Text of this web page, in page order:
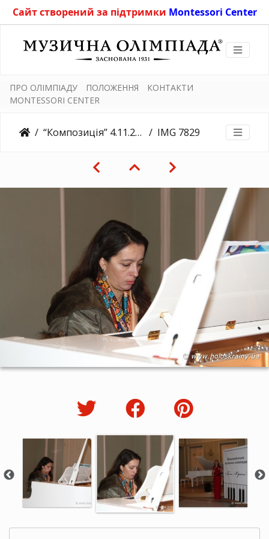
Сайт створений за підтримки Montessori Center
ПРО ОЛІМПІАДУ ПОЛОЖЕННЯ
КОНТАКТИ
MONTESSORI CENTER
“Композиція” 4.11.2018 IMG 7829